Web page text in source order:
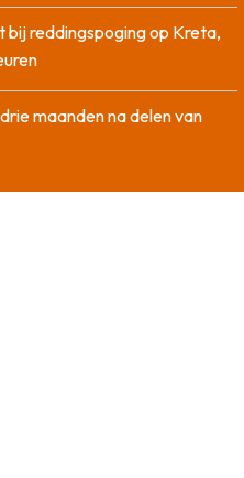
reddingspoging op Kreta,
maanden na delen van